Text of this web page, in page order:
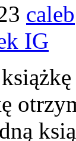
caleb
IG